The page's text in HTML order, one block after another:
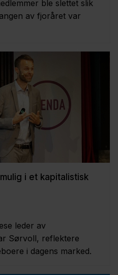
ble slettet slik
av fjoråret var
i et kapitalistisk
leder av
Sørvoll, reflektere
i dagens marked.